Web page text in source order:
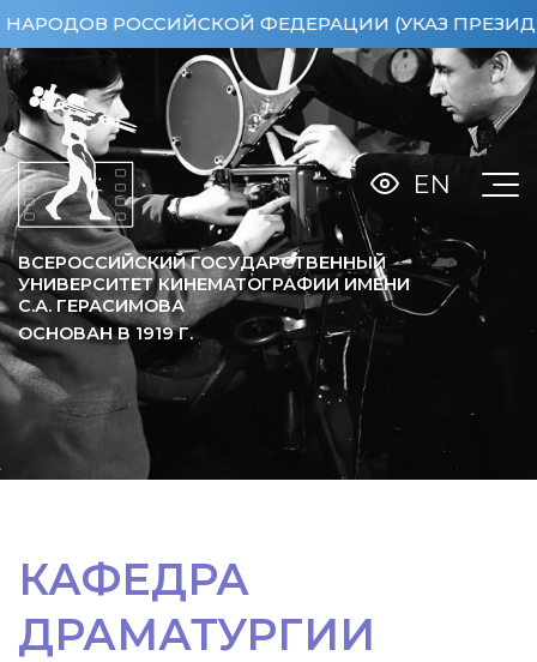
РОССИЙСКОЙ ФЕДЕРАЦИИ (УКАЗ
ВСЕРОССИЙСКИЙ ГОСУДАРСТВЕННЫЙ
УНИВЕРСИТЕТ КИНЕМАТОГРАФИИ ИМЕНИ
С.А. ГЕРАСИМОВА
ОСНОВАН В 1919Г.
EN
КАФЕДРА
ДРАМАТУРГИИ